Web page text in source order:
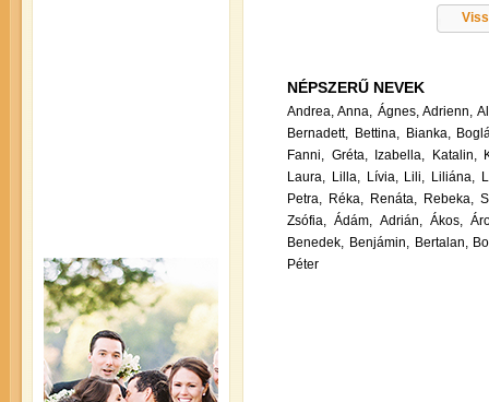
NÉPSZERŰ NEVEK
Andrea, Anna, Ágnes, Adrienn,
Bernadett, Bettina, Bianka,
Fanni, Gréta, Izabella, Katalin,
Laura, Lilla, Lívia, Lili, Liliána,
Petra, Réka, Renáta, Rebeka,
Zsófia, Ádám, Adrián, Ákos,
Benedek, Benjámin, Bertalan,
Péter